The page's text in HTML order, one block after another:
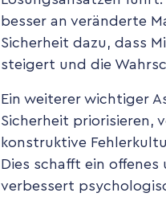
besser an veränderte
Sicherheit dazu, dass
steigert und die
Ein weiterer wichtiger
Sicherheit priorisieren,
konstruktive
Dies schafft ein
verbessert